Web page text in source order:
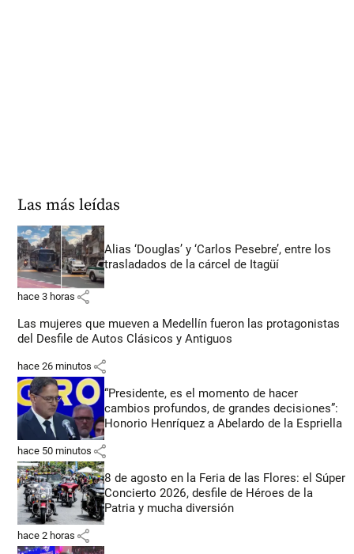
Las más leídas
Alias ‘Douglas’ y ‘Carlos Pesebre’, entre los
trasladados de la cárcel de Itagüí
hace 3 horas share
Las mujeres que mueven a Medellín fueron las protagonistas
del Desfile de Autos Clásicos y Antiguos
hace 26 minutos share
“Presidente, es el momento de hacer
cambios profundos, de grandes decisiones”:
Honorio Henríquez a Abelardo de la Espriella
hace 50 minutos share
8 de agosto en la Feria de las Flores: el Súper
Concierto 2026, desfile de Héroes de la
Patria y mucha diversión
hace 2 horas share